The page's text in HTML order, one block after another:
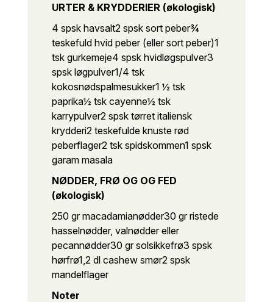
URTER & KRYDDERIER (økologisk)
4 spsk havsalt2 spsk sort peber¾
teskefuld hvid peber (eller sort peber)1
tsk gurkemeje4 spsk hvidløgspulver3
spsk løgpulver1/4 tsk
kokosnødspalmesukker1 ½ tsk
paprika½ tsk cayenne½ tsk
karrypulver2 spsk tørret italiensk
krydderi2 teskefulde knuste rød
peberflager2 tsk spidskommen1 spsk
garam masala
NØDDER, FRØ OG OG FED
(økologisk)
250 gr macadamianødder30 gr ristede
hasselnødder, valnødder eller
pecannødder30 gr solsikkefrø3 spsk
hørfrø1,2 dl cashew smør2 spsk
mandelflager
Noter